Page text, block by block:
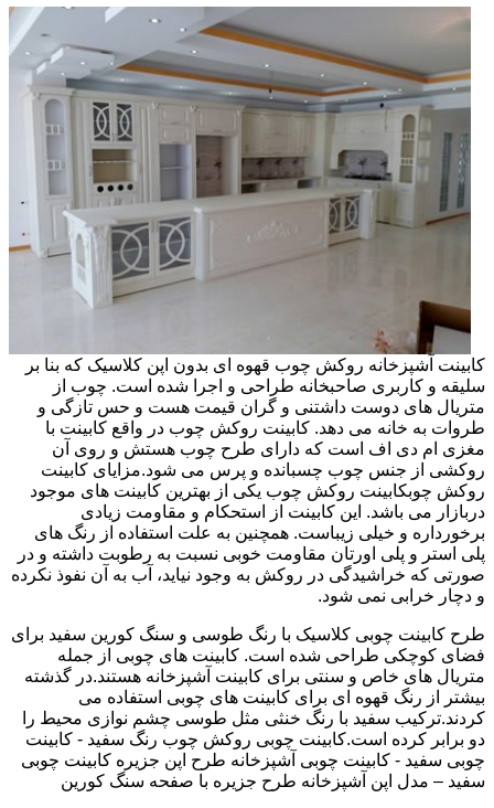
کابینت آشپزخانه روکش چوب قهوه ای بدون اپن کلاسیک که بنا بر
سلیقه و کاربری صاحبخانه طراحی و اجرا شده است. چوب از
متریال های دوست داشتنی و گران قیمت هست و حس تازگی و
طروات به خانه می دهد. کابینت روکش چوب در واقع کابینت با
مغزی ام دی اف است که دارای طرح چوب هستش و روی آن
روکشی از جنس چوب چسبانده و پرس می شود.مزایای کابینت
روکش چوبکابینت روکش چوب یکی از بهترین کابینت های موجود
دربازار می باشد. این کابینت از استحکام و مقاومت زیادی
برخورداره و خیلی زیباست. همچنین به علت استفاده از رنگ های
پلی استر و پلی اورتان مقاومت خوبی نسبت به رطوبت داشته و در
صورتی که خراشیدگی در روکش به وجود نیاید، آب به آن نفوذ نکرده
و دچار خرابی نمی شود.
طرح کابینت چوبی کلاسیک با رنگ طوسی و سنگ کورین سفید برای
فضای کوچکی طراحی شده است. کابینت های چوبی از جمله
متریال های خاص و سنتی برای کابینت آشپزخانه هستند.در گذشته
بیشتر از رنگ قهوه ای برای کابینت های چوبی استفاده می
کردند.ترکیب سفید با رنگ خنثی مثل طوسی چشم نوازی محیط را
دو برابر کرده است.کابینت چوبی روکش چوب رنگ سفید - کابینت
چوبی سفید - کابینت چوبی آشپزخانه طرح اپن جزیره کابینت چوبی
سفید – مدل اپن آشپزخانه طرح جزیره با صفحه سنگ کورین